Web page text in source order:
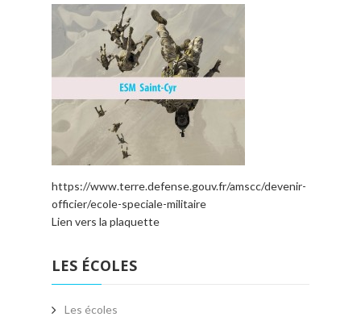
https://www.terre.defense.gouv.fr/amscc/devenir-
officier/ecole-speciale-militaire
Lien vers la plaquette
LES ÉCOLES
Les écoles